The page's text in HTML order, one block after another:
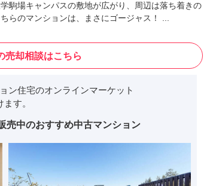
駒場キャンパスの敷地が広がり、周辺は落ち着きの
らのマンションは、まさにゴージャス！ ...
売却相談はこちら
ン住宅のオンラインマーケット
す。
売中のおすすめ中古マンション